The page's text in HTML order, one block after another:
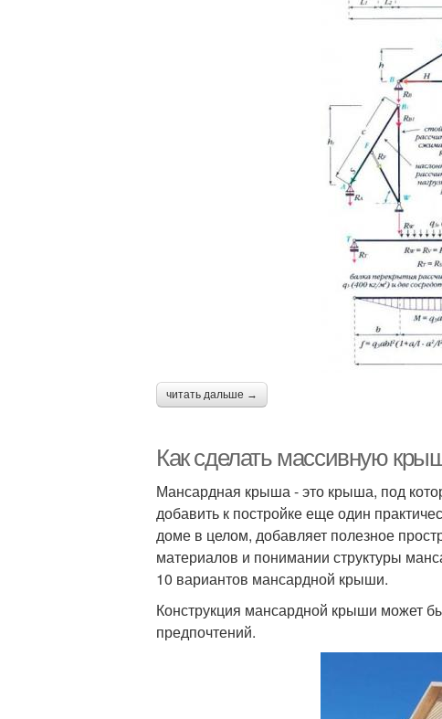
читать дальше →
Как сделать массивную
Мансардная крыша - это крыша, под
добавить к постройке еще один
доме в целом, добавляет полезное
материалов и понимании структуры
10 вариантов мансардной крыши.
Конструкция мансардной крыши может
предпочтений.